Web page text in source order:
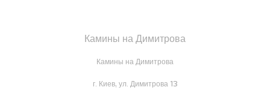
Камины на Димитрова
Камины на Димитрова
г. Киев, ул. Димитрова 13